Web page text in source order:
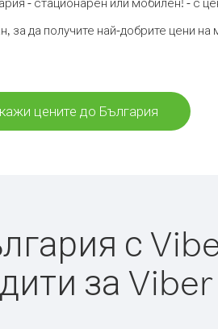
за да получите най-добрите цени
цените до България
с
за